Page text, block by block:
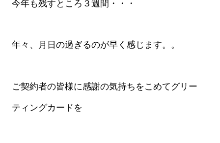
今年も残すところ３週間・・・
年々、月日の過ぎるのが早く感じます。。
ご契約者の皆様に感謝の気持ちをこめてグリー
ティングカードを